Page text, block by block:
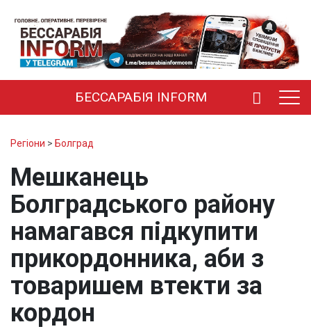
БЕССАРАБІЯ INFORM
Регіони > Болград
Мешканець
Болградського району
намагався підкупити
прикордонника, аби з
товаришем втекти за
кордон